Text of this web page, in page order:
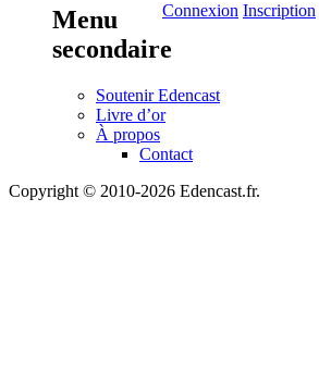
Connexion Inscription
Menu
secondaire
Soutenir Edencast
Livre d’or
À propos
Contact
Copyright © 2010-2026 Edencast.fr.